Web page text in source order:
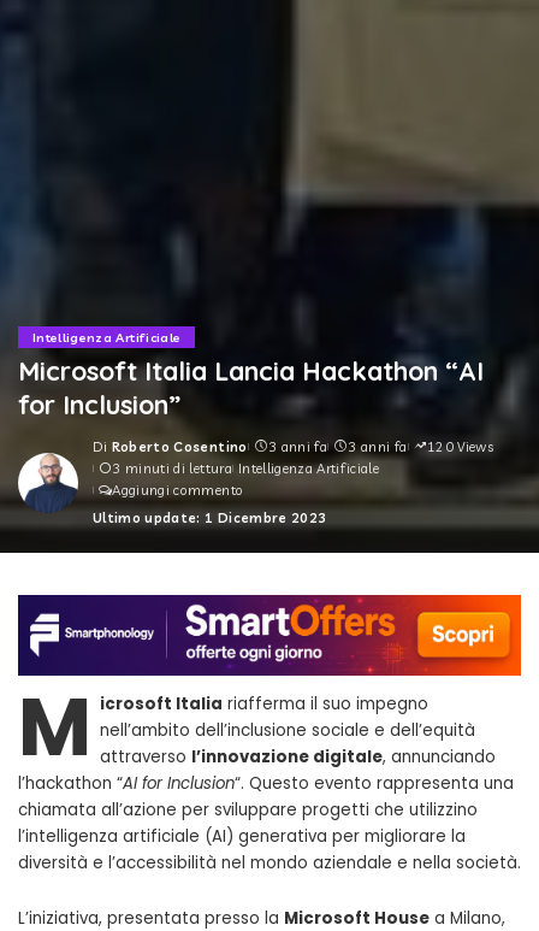
Intelligenza Artificiale
Microsoft Italia Lancia Hackathon “AI
for Inclusion”
Posted
by
Di Roberto Cosentino 3 anni fa 3 anni fa
120 Views
3 minuti di lettura Intelligenza Artificiale
Aggiungi commento
Ultimo update: 1 Dicembre 2023
M icrosoft Italia riafferma il suo impegno
nell’ambito dell’inclusione sociale e dell’equità
attraverso l’innovazione digitale, annunciando
l’hackathon “AI for Inclusion“. Questo evento rappresenta una
chiamata all’azione per sviluppare progetti che utilizzino
l’intelligenza artificiale (AI) generativa per migliorare la
diversità e l’accessibilità nel mondo aziendale e nella società.
L’iniziativa, presentata presso la Microsoft House a Milano,